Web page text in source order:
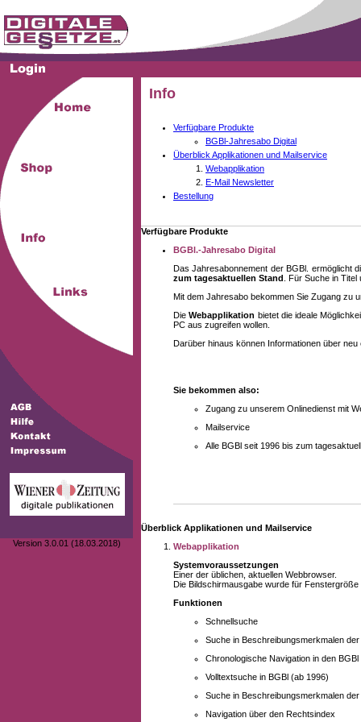
Version 3.0.01 (18.03.2018)
Info
Verfügbare Produkte
BGBl-Jahresabo Digital
Überblick Applikationen und Mailservice
Webapplikation
E-Mail Newsletter
Bestellung
Verfügbare Produkte
BGBl.-Jahresabo Digital
Das Jahresabonnement der BGBl. ermöglicht
zum tagesaktuellen Stand . Für Suche in
Mit dem Jahresabo bekommen Sie Zugang zu
DieWebapplikation bietet die ideale
PC aus zugreifen wollen.
Darüber hinaus können Informationen über
Sie bekommen also:
Zugang zu unserem Onlinedienst mit
Mailservice
Alle BGBl seit 1996 bis zum
Überblick Applikationen und Mailservice
Webapplikation
Systemvoraussetzungen
Einer der üblichen, aktuellen Webbrowser.
Die Bildschirmausgabe wurde für
Funktionen
Schnellsuche
Suche in Beschreibungsmerkmalen
Chronologische Navigation in den BGBl
Volltextsuche in BGBl (ab 1996)
Suche in Beschreibungsmerkmalen
Navigation über den Rechtsindex